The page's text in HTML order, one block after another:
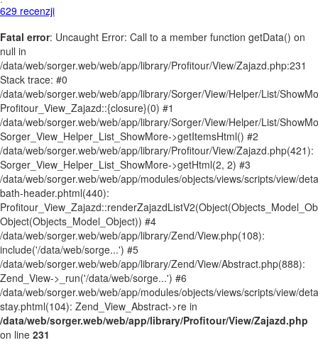
dostęp do basenów.
wyżywienie, skonsultować się z lekarzem, 1 procedura dzienne,
nieograniczony dostęp do basenów.
Ceny - Suplementy
Płatna na miejscu po przyjeździe w recepcji.
lokalna opłata 1,50 € / osoba / noc
629 recenzji
Fatal error: Uncaught Error: Call to a member function getData() on
null in
/data/web/sorger.web/web/app/library/Profitour/View/Zajazd.php:231
Stack trace: #0
/data/web/sorger.web/web/app/library/Sorger/View/Helper/List/
Profitour_View_Zajazd::{closure}(0) #1
/data/web/sorger.web/web/app/library/Sorger/View/Helper/List/
Sorger_View_Helper_List_ShowMore->getItemsHtml() #2
/data/web/sorger.web/web/app/library/Profitour/View/Zajazd.php(421):
Sorger_View_Helper_List_ShowMore->getHtml(2, 2) #3
/data/web/sorger.web/web/app/modules/objects/views/scripts/view/
bath-header.phtml(440):
Object(Objects_Model_Object)) #4
/data/web/sorger.web/web/app/library/Zend/View.php(108):
include('/data/web/sorge...') #5
/data/web/sorger.web/web/app/library/Zend/View/Abstract.php(888):
Zend_View->_run('/data/web/sorge...') #6
/data/web/sorger.web/web/app/modules/objects/views/scripts/view/
stay.phtml(104): Zend_View_Abstract->re in
/data/web/sorger.web/web/app/library/Profitour/View/Zajazd.php
on line 231